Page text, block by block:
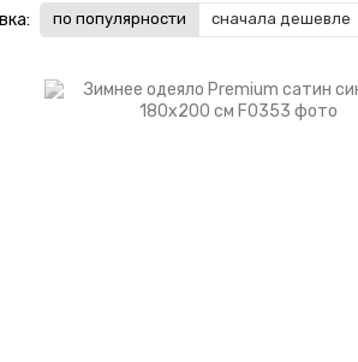
по популярности сначала дешевле